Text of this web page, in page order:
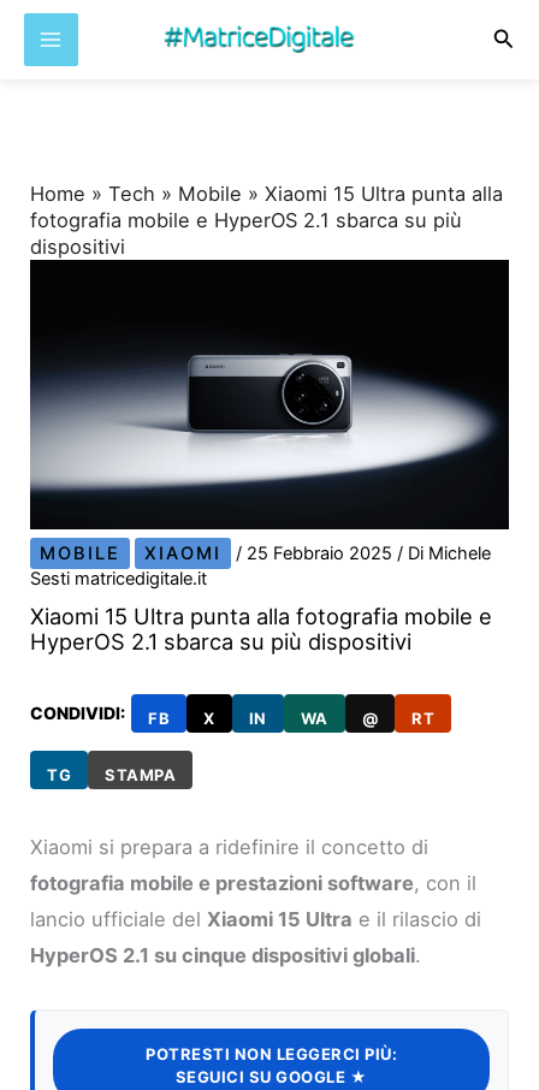
Home »Tech » Mobile »Xiaomi 15 Ultra punta alla
fotografia mobile e HyperOS 2.1 sbarca su più
dispositivi
MOBILE XIAOMI / 25 Febbraio 2025/ Di Michele
Sesti matricedigitale.it
Xiaomi 15 Ultra punta alla fotografia mobile e
HyperOS 2.1 sbarca su più dispositivi
CONDIVIDI: FB X IN WA @ RT
TG STAMPA
Xiaomi si prepara a ridefinire il concetto di
fotografia mobile e prestazioni software, con il
lancio ufficiale del Xiaomi 15 Ultra e il rilascio di
HyperOS 2.1 su cinque dispositivi globali.
POTRESTI NON LEGGERCI PIÙ:
SEGUICI SU GOOGLE ★